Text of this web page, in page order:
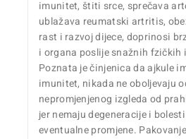
imunitet, štiti srce, sprečava
ublažava reumatski artritis,
rast i razvoj dijece, doprinosi
i organa poslije snažnih fzičkih
Poznata je činjenica da ajkule
imunitet, nikada ne oboljevaju
nepromjenjenog izgleda od
jer nemaju degeneracije i
eventualne promjene.